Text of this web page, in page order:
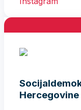
Hercegovine